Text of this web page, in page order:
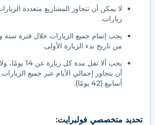
لا يمكن أن تتجاوز المشاريع متعددة
زيارات.
يجب إتمام جميع الزيارات خلال فترة سنة
من تاريخ بدء الزيارة الأولى.
يجب ألا تقل مدة كل
أن يتجاوز إجمالي الأيام عبر جميع
أسابيع (42 يومًا).
تحديد متخصصي فولبرايت: